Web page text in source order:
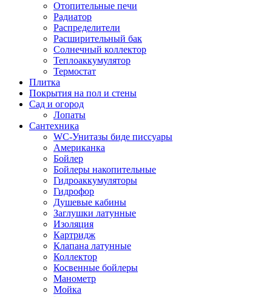
Отопительные печи
Радиатор
Распределители
Расширительный бак
Солнечный коллектор
Теплоаккумулятор
Термостат
Плитка
Покрытия на пол и стены
Сад и огород
Лопаты
Сантехника
WC-Унитазы биде писсуары
Американка
Бойлер
Бойлеры накопительные
Гидроаккумуляторы
Гидрофор
Душевые кабины
Заглушки латунные
Изоляция
Картридж
Клапана латунные
Коллектор
Косвенные бойлеры
Манометр
Мойка